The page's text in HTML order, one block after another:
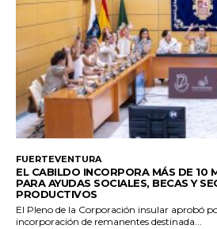
FUERTEVENTURA
EL CABILDO INCORPORA MÁS DE 10
PARA AYUDAS SOCIALES, BECAS Y
PRODUCTIVOS
El Pleno de la Corporación insular aprobó
incorporación de remanentes destinada...